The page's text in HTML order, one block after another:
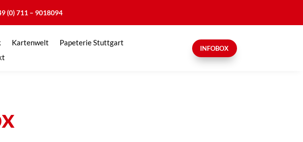
(0) 711 – 9018094
Kartenwelt
Papeterie Stuttgart
INFOBOX